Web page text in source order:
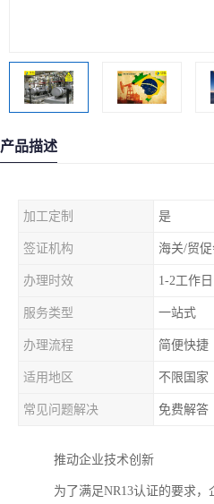
产品描述
加工定制 是
签证机构 海关/贸
办理时效 1-2工作日
服务类型 一站式
办理流程 简便快捷
适用地区 不限国家
常见问题解决 免费解答
推动企业技术创新
为了满足NR13认证的要求